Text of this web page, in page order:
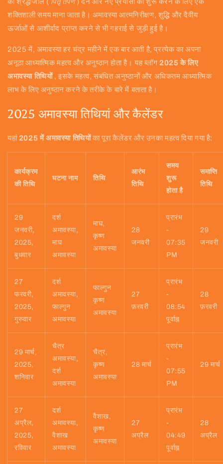
शक्तिशाली समय माना जाता है। अमावस्या आत्मनिरीक्षण, शुद्धि और दैवीय
ऊर्जाओं से आशीर्वाद प्राप्त करने से भी गहराई से जुड़ी हुई है।
2025 में, अमावस्या हर चंद्र महीने में एक बार आती है, प्रत्येक का अपना
अनूठा आध्यात्मिक महत्व और अनुष्ठान होता है। यह ब्लॉग 2025 के लिए
अमावस्या तिथियों, इसके महत्व, संबंधित अनुष्ठानों और अधिकतम आध्यात्मिक
लाभ के लिए अनुष्ठान करने के तरीके के बारे में बताता है।
2025 अमावस्या तिथियां और कैलेंडर
यहां 2025 में अमावस्या तिथियोंका पूरा कैलेंडर और उनका महत्व दिया गया है:
कार्यक्रम
की तिथि
घटना नाम तिथि
आरंभ
तिथि
समय
शुरू
होता है
समाप्ति
तिथि
29
जनवरी,
2025,
बुधवार
दर्श
अमावस्या,
माघ
अमावस्या
माघ,
कृष्ण
अमावस्या
28
जनवरी
प्रारंभ
-
07:35
PM
29
जनवरी
27
फरवरी,
2025,
गुरुवार
दर्श
अमावस्या,
फाल्गुन
अमावस्या
फाल्गुन
कृष्ण
अमावस्या
27
फ़रवरी
प्रारंभ
-
08:54
पूर्वाह्न
28
फ़रवरी
29 मार्च,
2025,
शनिवार
चैत्र
अमावस्या,
दर्श
अमावस्या
चैत्र,
कृष्ण
अमावस्या
28 मार्च
प्रारंभ
-
07:55
PM
29 मार्च
27
अप्रैल,
2025,
रविवार
दर्श
अमावस्या,
वैशाख
अमावस्या
वैशाख,
कृष्ण
अमावस्या
27
अप्रैल
प्रारंभ
-
04:49
पूर्वाह्न
28
अप्रैल